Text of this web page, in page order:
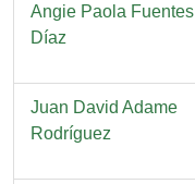
Nombre
Angie Paola Fuentes
Díaz
Nombre
Juan David Adame
Rodríguez